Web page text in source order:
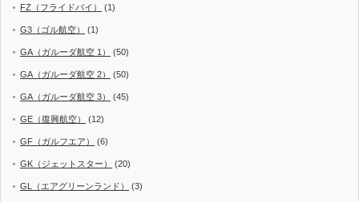
FZ（フライドバイ） (1)
G3（ゴル航空） (1)
GA（ガルーダ航空 1） (50)
GA（ガルーダ航空 2） (50)
GA（ガルーダ航空 3） (45)
GE（復興航空） (12)
GF（ガルフエア） (6)
GK（ジェットスター） (20)
GL（エアグリーンランド） (3)